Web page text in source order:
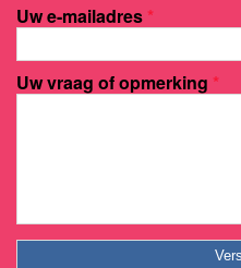
Uw e-mailadres *
Uw vraag of opmerking *